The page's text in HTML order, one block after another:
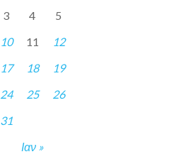
Ιαν »
3 4
5
10 11
12
17 18
19
24 25
26
31